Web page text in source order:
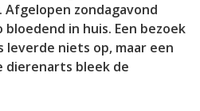
Afgelopen zondagavond
in huis. Een bezoek
leverde niets op, maar een
dierenarts bleek de